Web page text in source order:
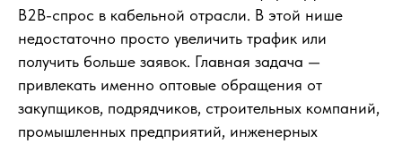
B2B-спрос в кабельной отрасли. В этой нише
недостаточно просто увеличить трафик или
получить больше заявок. Главная задача —
привлекать именно оптовые обращения от
закупщиков, подрядчиков, строительных компаний,
промышленных предприятий, инженерных